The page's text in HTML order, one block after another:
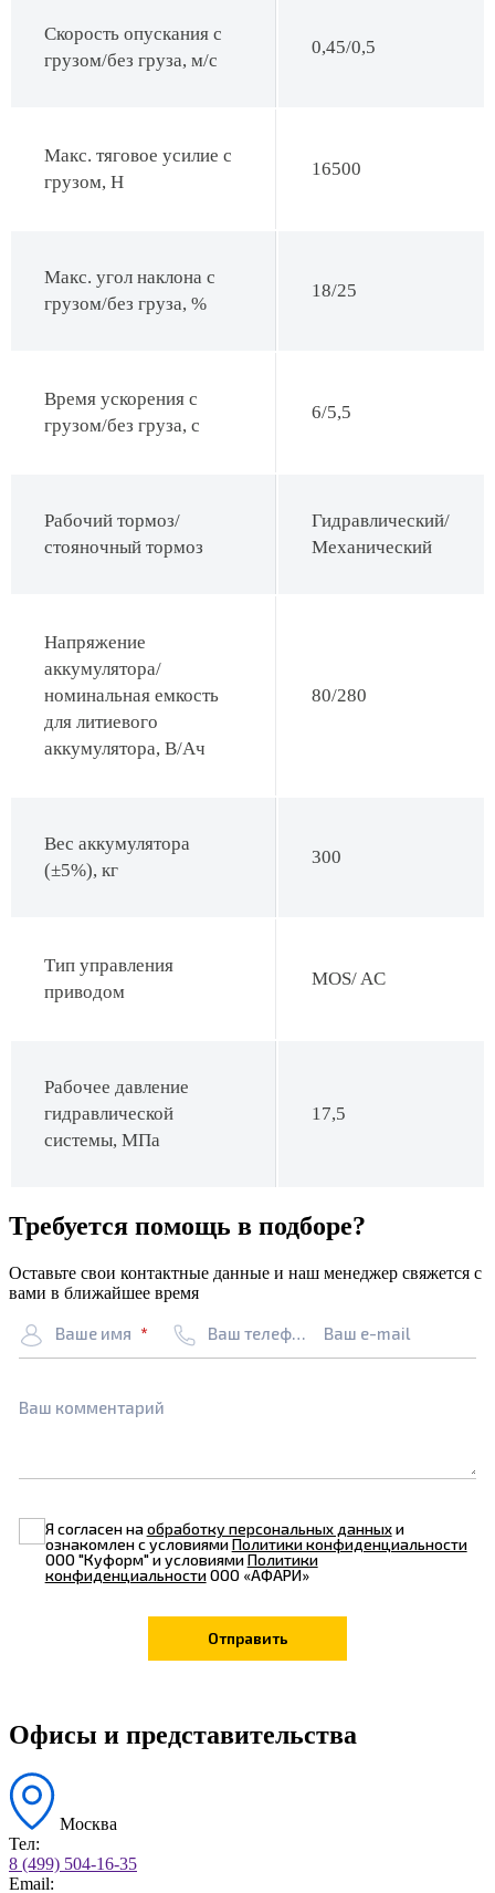
Скорость опускания с
грузом/без груза, м/с
0,45/0,5
Макс. тяговое усилие с
грузом, Н
16500
Макс. угол наклона с
грузом/без груза, %
18/25
Время ускорения с
грузом/без груза, с
6/5,5
Рабочий тормоз/
стояночный тормоз
Гидравлический/
Механический
Напряжение
аккумулятора/
номинальная емкость
для литиевого
аккумулятора, В/Ач
80/280
Вес аккумулятора
(±5%), кг
300
Тип управления
приводом
MOS/ AC
Рабочее давление
гидравлической
системы, МПа
17,5
Требуется помощь в подборе?
Оставьте свои контактные данные и наш менеджер свяжется с
вами в ближайшее время
Ваше имя Ваш телефон Ваш e-mail
Ваш комментарий
Я согласен наобработку персональных данныхи
ознакомлен с условиямиПолитики конфиденциальности
ООО "Куформ" и условиямиПолитики
конфиденциальностиООО «АФАРИ»
Офисы и представительства
Москва
Тел:
8 (499) 504-16-35
Email: